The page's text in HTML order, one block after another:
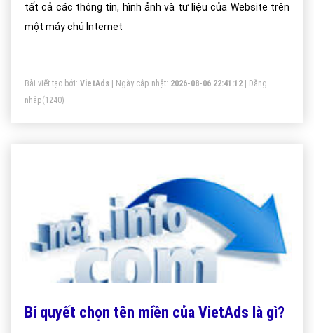
tất cả các thông tin, hình ảnh và tư liệu của Website trên
một máy chủ Internet
Bài viết tạo bởi: VietAds | Ngày cập nhật: 2026-08-06 22:41:12
Đăng
nhập(1240)
Bí quyết chọn tên miền của VietAds là gì?